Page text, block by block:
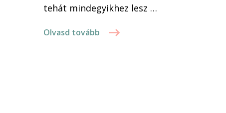
tehát mindegyikhez lesz …
Olvasd tovább